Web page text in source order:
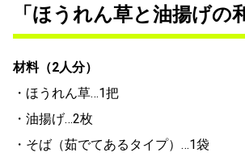
「ほうれん草と油揚げの
材料（2人分）
・ほうれん草…1把
・油揚げ…2枚
・そば（茹でてあるタイプ）…1袋